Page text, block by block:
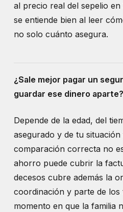
al precio real del sepelio
se entiende bien al leer
no solo cuánto asegura.
¿Sale mejor pagar un
guardar ese dinero aparte?
Depende de la edad, del
asegurado y de tu
comparación correcta no
ahorro puede cubrir la
decesos cubre además la
coordinación y parte de los
momento en que la familia